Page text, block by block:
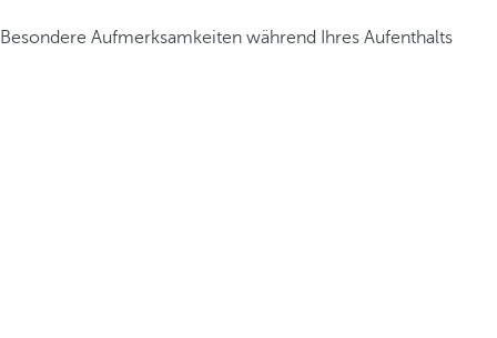
Besondere Aufmerksamkeiten während Ihres Aufenthalts